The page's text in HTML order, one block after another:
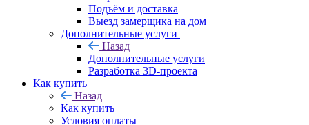
Подъём и доставка
Выезд замерщика на дом
Дополнительные услуги
Назад
Дополнительные услуги
Разработка 3D-проекта
Как купить
Назад
Как купить
Условия оплаты